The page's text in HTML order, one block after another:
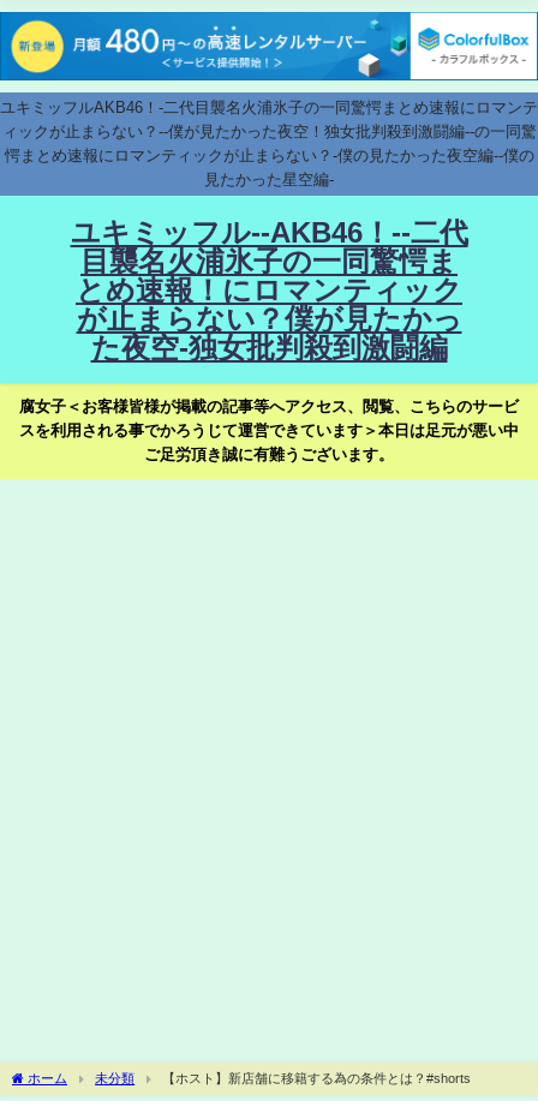
ユキミッフルAKB46！-二代目襲名火浦氷子の一同驚愕まとめ速報にロマンテ
ィックが止まらない？--僕が見たかった夜空！独女批判殺到激闘編--の一同驚
愕まとめ速報にロマンティックが止まらない？-僕の見たかった夜空編--僕の
見たかった星空編-
ユキミッフル--AKB46！--二代
目襲名火浦氷子の一同驚愕ま
とめ速報！にロマンティック
が止まらない？僕が見たかっ
た夜空-独女批判殺到激闘編
腐女子＜お客様皆様が掲載の記事等へアクセス、閲覧、こちらのサービ
スを利用される事でかろうじて運営できています＞本日は足元が悪い中
ご足労頂き誠に有難うございます。
ホーム 未分類 【ホスト】新店舗に移籍する為の条件とは？#shorts